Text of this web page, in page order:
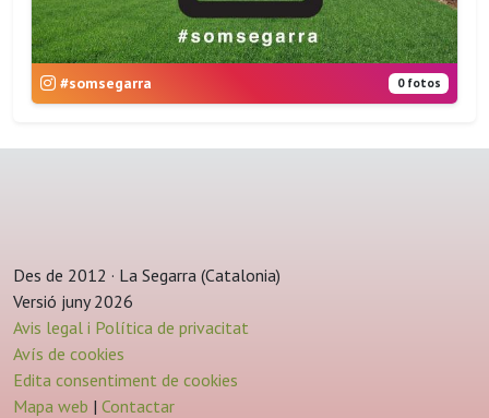
#somsegarra 0 fotos
Des de 2012 · La Segarra (Catalonia)
Versió juny 2026
Avis legal i Política de privacitat
Avís de cookies
Edita consentiment de cookies
Mapa web | Contactar